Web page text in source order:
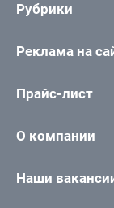
Рубрики
Реклама на
Прайс-лист
О компании
Наши